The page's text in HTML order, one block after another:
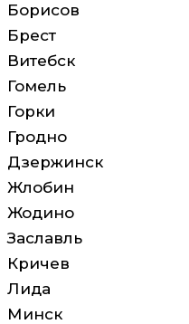
Борисов
Брест
Витебск
Гомель
Горки
Гродно
Дзержинск
Жлобин
Жодино
Заславль
Кричев
Лида
Минск